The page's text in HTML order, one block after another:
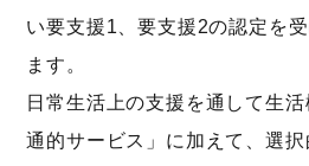
い要支援1、要支援2の認定を
ます。
日常生活上の支援を通して生
通的サービス」に加えて、選